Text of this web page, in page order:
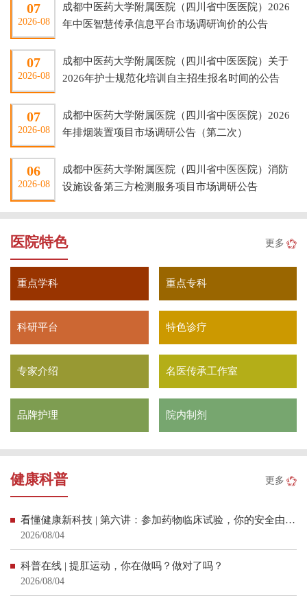
07
2026-08
成都中医药大学附属医院（四川省中医医院）2026
年中医智慧传承信息平台市场调研询价的公告
07
2026-08
成都中医药大学附属医院（四川省中医医院）关于
2026年护士规范化培训自主招生报名时间的公告
07
2026-08
成都中医药大学附属医院（四川省中医医院）2026
年排烟装置项目市场调研公告（第二次）
06
2026-08
成都中医药大学附属医院（四川省中医医院）消防
设施设备第三方检测服务项目市场调研公告
医院特色 更多
重点学科 重点专科
科研平台 特色诊疗
专家介绍 名医传承工作室
品牌护理 院内制剂
健康科普 更多
看懂健康新科技 | 第六讲：参加药物临床试验，你的安全由谁守护？
2026/08/04
科普在线 | 提肛运动，你在做吗？做对了吗？
2026/08/04